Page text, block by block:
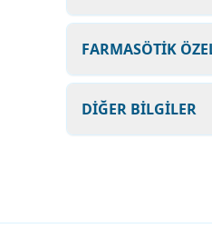
FARMASÖTİK
DİĞER BİLGİLER